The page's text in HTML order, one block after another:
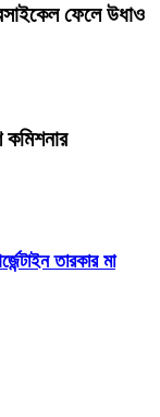
ফেলে উধাও
কমিশনার
তারকার মা